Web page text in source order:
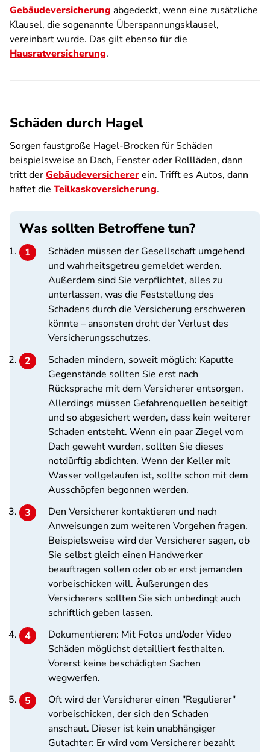
Gebäudeversicherung abgedeckt, wenn eine zusätzliche
Klausel, die sogenannte Überspannungsklausel,
vereinbart wurde. Das gilt ebenso für die
Hausratversicherung.
Schäden durch Hagel
Sorgen faustgroße Hagel-Brocken für Schäden
beispielsweise an Dach, Fenster oder Rollläden, dann
tritt derGebäudeversichererein. Trifft es Autos, dann
haftet die Teilkaskoversicherung.
Was sollten Betroffene tun?
Schäden müssen der Gesellschaft umgehend
und wahrheitsgetreu gemeldet werden.
Außerdem sind Sie verpflichtet, alles zu
unterlassen, was die Feststellung des
Schadens durch die Versicherung erschweren
könnte – ansonsten droht der Verlust des
Versicherungsschutzes.
Schaden mindern, soweit möglich: Kaputte
Gegenstände sollten Sie erst nach
Rücksprache mit dem Versicherer entsorgen.
Allerdings müssen Gefahrenquellen beseitigt
und so abgesichert werden, dass kein weiterer
Schaden entsteht. Wenn ein paar Ziegel vom
Dach geweht wurden, sollten Sie dieses
notdürftig abdichten. Wenn der Keller mit
Wasser vollgelaufen ist, sollte schon mit dem
Ausschöpfen begonnen werden.
Den Versicherer kontaktieren und nach
Anweisungen zum weiteren Vorgehen fragen.
Beispielsweise wird der Versicherer sagen, ob
Sie selbst gleich einen Handwerker
beauftragen sollen oder ob er erst jemanden
vorbeischicken will. Äußerungen des
Versicherers sollten Sie sich unbedingt auch
schriftlich geben lassen.
Dokumentieren: Mit Fotos und/oder Video
Schäden möglichst detailliert festhalten.
Vorerst keine beschädigten Sachen
wegwerfen.
Oft wird der Versicherer einen "Regulierer"
vorbeischicken, der sich den Schaden
anschaut. Dieser ist kein unabhängiger
Gutachter: Er wird vom Versicherer bezahlt